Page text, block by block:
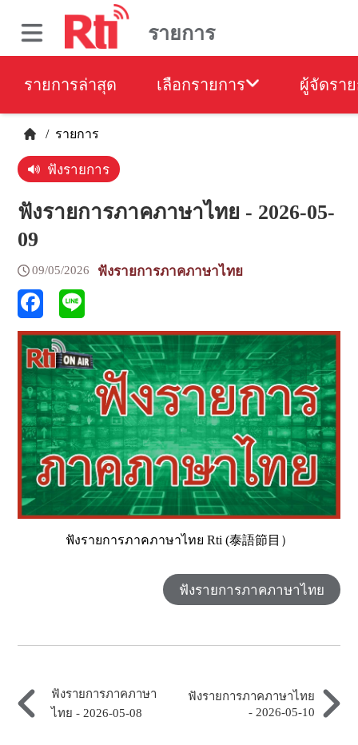
รายการ
รายการล่าสุด เลือกรายการ ผู้จัดรา
/ รายการ
ฟังรายการ
ฟังรายการภาคภาษาไทย - 2026-05-
09
09/05/2026 ฟังรายการภาคภาษาไทย
ฟังรายการภาคภาษาไทย Rti (泰語節目）
ฟังรายการภาคภาษาไทย
ฟังรายการภาคภาษา
ไทย - 2026-05-08
ฟังรายการภาคภาษาไทย
- 2026-05-10